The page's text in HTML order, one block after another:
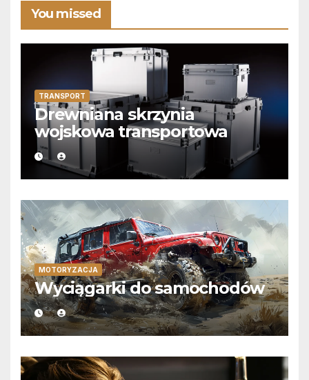
You missed
TRANSPORT
Drewniana skrzynia
wojskowa transportowa
MOTORYZACJA
Wyciągarki do samochodów